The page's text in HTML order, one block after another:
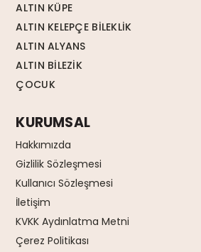
ALTIN KÜPE
ALTIN KELEPÇE BİLEKLİK
ALTIN ALYANS
ALTIN BİLEZİK
ÇOCUK
KURUMSAL
Hakkımızda
Gizlilik Sözleşmesi
Kullanıcı Sözleşmesi
İletişim
KVKK Aydınlatma Metni
Çerez Politikası